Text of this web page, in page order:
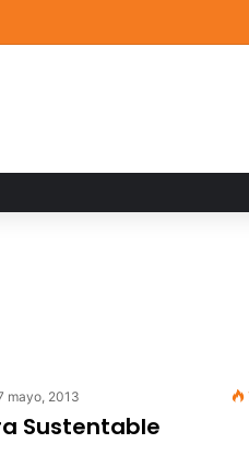
Mundial de Flag Football en
mayo, 2013
Sustentable